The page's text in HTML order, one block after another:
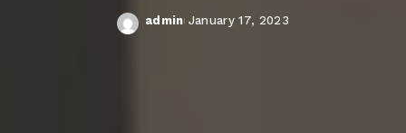
Posted
admin January 17, 2023